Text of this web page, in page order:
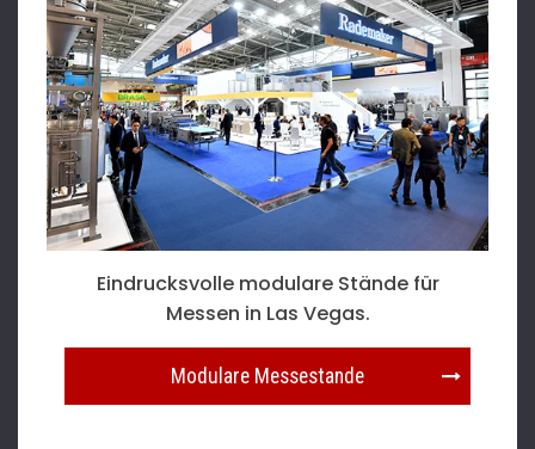
Eindrucksvolle modulare Stände für
Messen in Las Vegas.
Modulare Messestande